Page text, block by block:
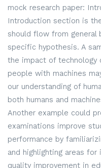
mock research paper:
Introduction section is
should flow from general
specific hypothesis. A
the impact of technology
people with machines
our understanding of
both humans and
Another example could
examinations improve
performance by
and highlighting areas
quality improvement in